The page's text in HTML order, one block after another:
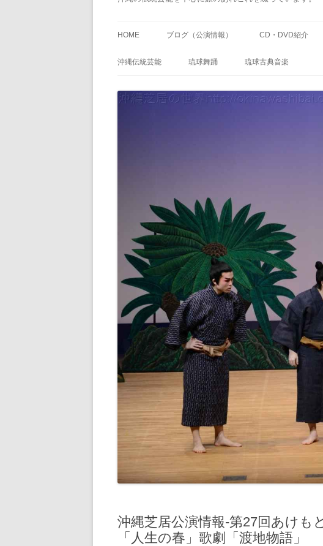
HOME ブログ（公演情報） CD・DVD紹介
沖縄伝統芸能 琉球舞踊 琉球古典音楽
沖縄芝居公演情報‐第27回あけ
「人生の春」歌劇「渡地物語」